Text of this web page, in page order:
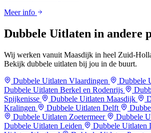
Meer info
Dubbele Uitlaten in andere
Wij werken vanuit Maasdijk in heel Zuid-
Bekijk dubbele uitlaten bij jou in de buurt.
Dubbele Uitlaten Vlaardingen
Dubbele
Dubbele Uitlaten Berkel en Rodenrijs
Spijkenisse
Dubbele Uitlaten Maasdijk
Kralingen
Dubbele Uitlaten Delft
Dubbele Uitlaten Zoetermeer
Dubbele
Dubbele Uitlaten Leiden
Dubbele Uitlaten